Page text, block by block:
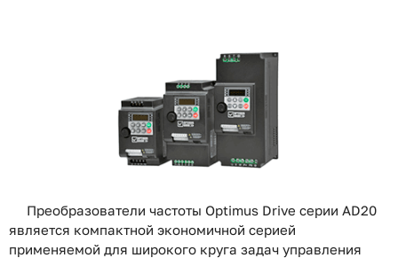
Преобразователи частоты Optimus Drive серии AD20
является компактной экономичной серией
применяемой для широкого круга задач управления